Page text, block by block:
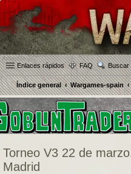
Enlaces rápidos FAQ Buscar
Índice general Wargames-spain
Torneo V3 22 de
Madrid